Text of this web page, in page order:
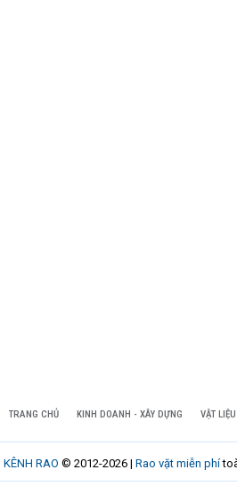
TRANG CHỦ KINH DOANH - XÂY DỰNG VẬT
KÊNH RAO © 2012-2026 | Rao vặt miễn phí